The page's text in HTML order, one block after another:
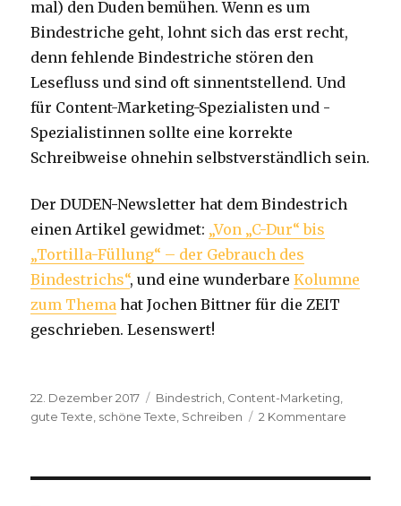
mal) den Duden bemühen. Wenn es um
Bindestriche geht, lohnt sich das erst recht,
denn fehlende Bindestriche stören den
Lesefluss und sind oft sinnentstellend. Und
für Content-Marketing-Spezialisten und -
Spezialistinnen sollte eine korrekte
Schreibweise ohnehin selbstverständlich sein.
Der DUDEN-Newsletter hat dem Bindestrich
einen Artikel gewidmet: „Von „C-Dur“ bis
„Tortilla-Füllung“ – der Gebrauch des
Bindestrichs“, und eine wunderbareKolumne
zum Thema hat Jochen Bittner für die ZEIT
geschrieben. Lesenswert!
Veröffentlicht
am
22. Dezember 2017 Schlagwörter
Bindestrich Content-Marketing
gute Texte schöne Texte Schreiben 2 Kommentare